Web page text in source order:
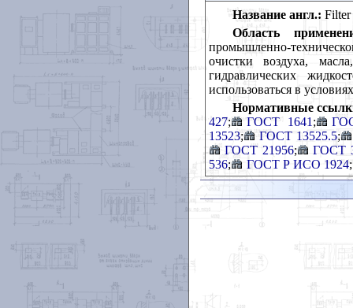
Название англ.: Filter
Область
промышленно-
очистки воздуха,
гидравлических
использоваться в
Нормативные
427; ГОСТ 1641 ;
13523; ГОСТ 13525.5;
ГОСТ 21956;
ГОСТ
536; ГОСТ Р ИСО 1924;